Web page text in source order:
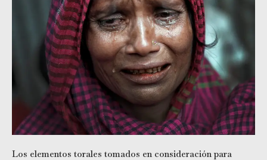
Los elementos torales tomados en consideración para